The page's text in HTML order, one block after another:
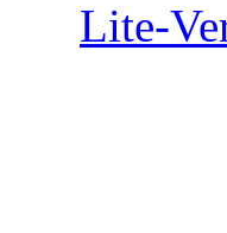
Lite-